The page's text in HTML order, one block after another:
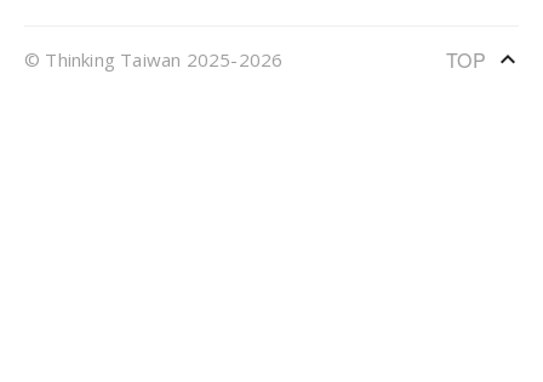
© Thinking Taiwan 2025-2026 TOP keyboard_arrow_up